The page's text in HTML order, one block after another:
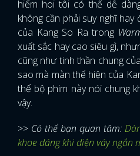
hiếm hoi tôi có thể dễ
không cần phải suy nghĩ
của Kang So Ra trong
xuất sắc hay cao siêu gì,
cũng như tinh thần chung
sao mà màn thể hiện của
thể bộ phim này nói chung
vậy.
>> Có thể bạn quan tâm:
khoe dáng khi diện váy ngắn